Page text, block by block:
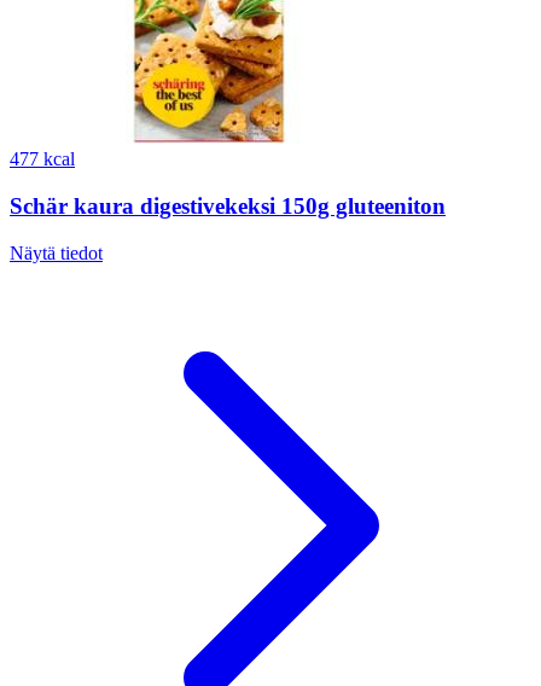
477 kcal
Schär kaura digestivekeksi 150g gluteeniton
Näytä tiedot